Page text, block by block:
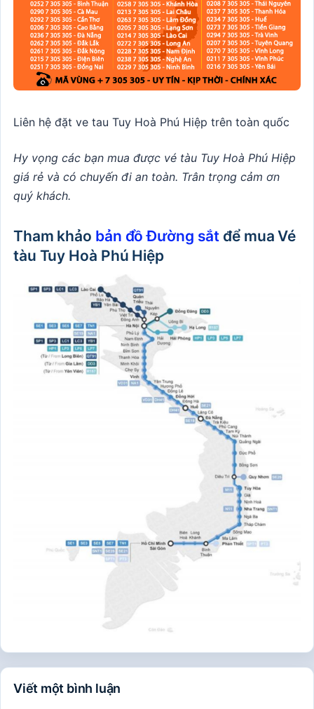
Liên hệ đặt ve tau Tuy Hoà Phú Hiệp trên toàn quốc
Hy vọng các bạn mua được vé tàu Tuy Hoà Phú Hiệp
giá rẻ và có chuyến đi an toàn. Trân trọng cảm ơn
quý khách.
Tham khảo bản đồ Đường sắt để mua Vé
tàu Tuy Hoà Phú Hiệp
Viết một bình luận